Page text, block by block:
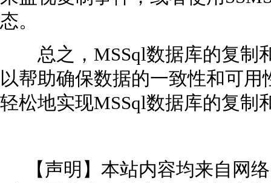
态。
总之，MSSql数据库的复制
以帮助确保数据的一致性和可
轻松地实现MSSql数据库的复制
【声明】本站内容均来自网